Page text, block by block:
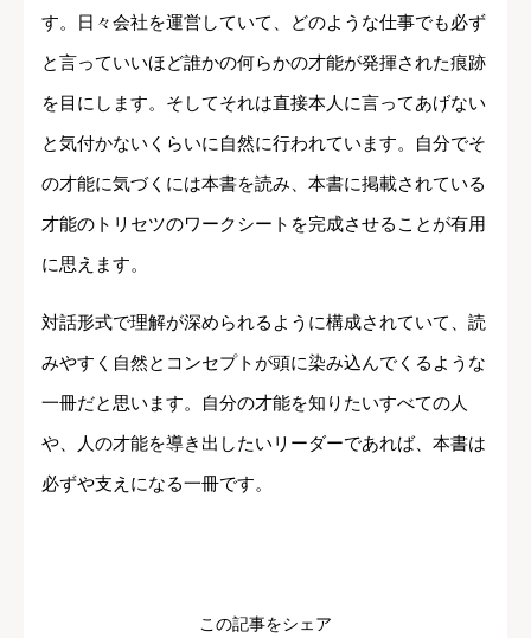
す。日々会社を運営していて、どのような仕事でも必ず
と言っていいほど誰かの何らかの才能が発揮された痕跡
を目にします。そしてそれは直接本人に言ってあげない
と気付かないくらいに自然に行われています。自分でそ
の才能に気づくには本書を読み、本書に掲載されている
才能のトリセツのワークシートを完成させることが有用
に思えます。
対話形式で理解が深められるように構成されていて、読
みやすく自然とコンセプトが頭に染み込んでくるような
一冊だと思います。自分の才能を知りたいすべての人
や、人の才能を導き出したいリーダーであれば、本書は
必ずや支えになる一冊です。
この記事をシェア